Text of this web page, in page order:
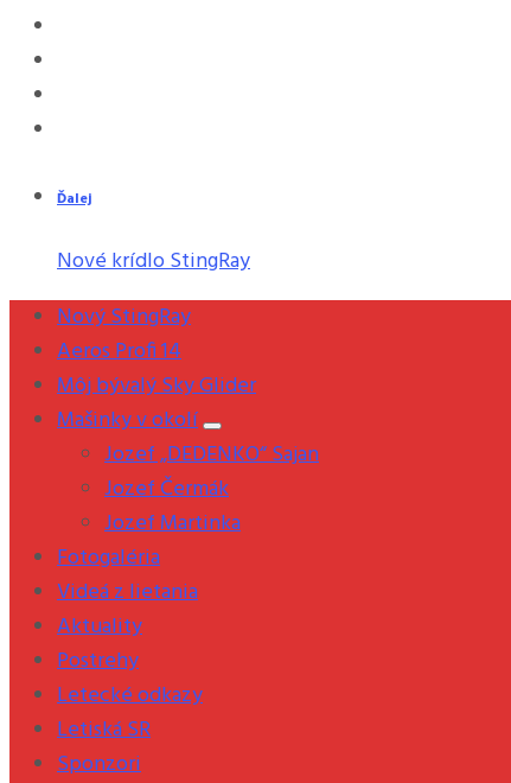
Ďalej
Nové krídlo StingRay
Nový StingRay
Aeros Profi 14
Môj bývalý Sky Glider
Mašinky v okolí
Jozef „DEDENKO“ Sajan
Jozef Čermák
Jozef Martinka
Fotogaléria
Videá z lietania
Aktuality
Postrehy
Letecké odkazy
Letiská SR
Sponzori